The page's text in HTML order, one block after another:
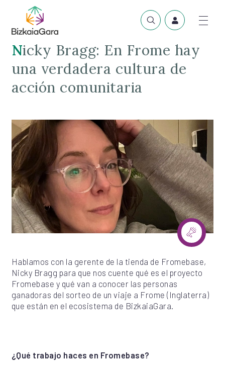
Nicky Bragg: En Frome hay
una verdadera cultura de
acción comunitaria
Hablamos con la gerente de la tienda de Fromebase,
Nicky Bragg para que nos cuente qué es el proyecto
Fromebase y qué van a conocer las personas
ganadoras del sorteo de un viaje a Frome (Inglaterra)
que están en el ecosistema de BizkaiaGara.
¿Qué trabajo haces en Fromebase?